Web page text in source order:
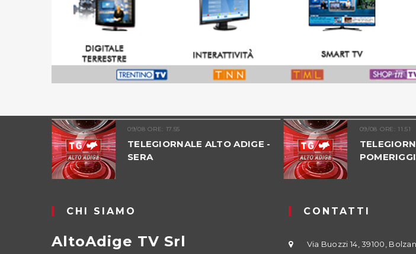
09/08 ORE: 17.55
TELEGIORNALE ALTO ADIGE -
SERA
09/08 ORE: 11.51
CHI SIAMO
AltoAdige TV Srl
CONTATTI
Via Buozzi 14, 39100,